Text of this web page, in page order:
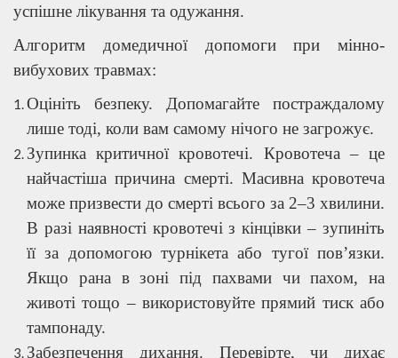
успішне лікування та одужання.
Алгоритм домедичної допомоги при мінно-
вибухових травмах:
Оцініть безпеку. Допомагайте постраждалому
лише тоді, коли вам самому нічого не загрожує.
Зупинка критичної кровотечі. Кровотеча – це
найчастіша причина смерті. Масивна кровотеча
може призвести до смерті всього за 2–3 хвилини.
В разі наявності кровотечі з кінцівки – зупиніть
її за допомогою турнікета або тугої пов’язки.
Якщо рана в зоні під пахвами чи пахом, на
животі тощо – використовуйте прямий тиск або
тампонаду.
Забезпечення дихання. Перевірте, чи дихає